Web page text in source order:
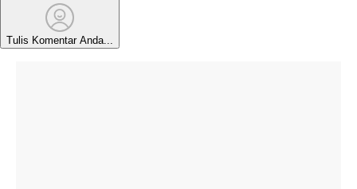
Tulis Komentar Anda...